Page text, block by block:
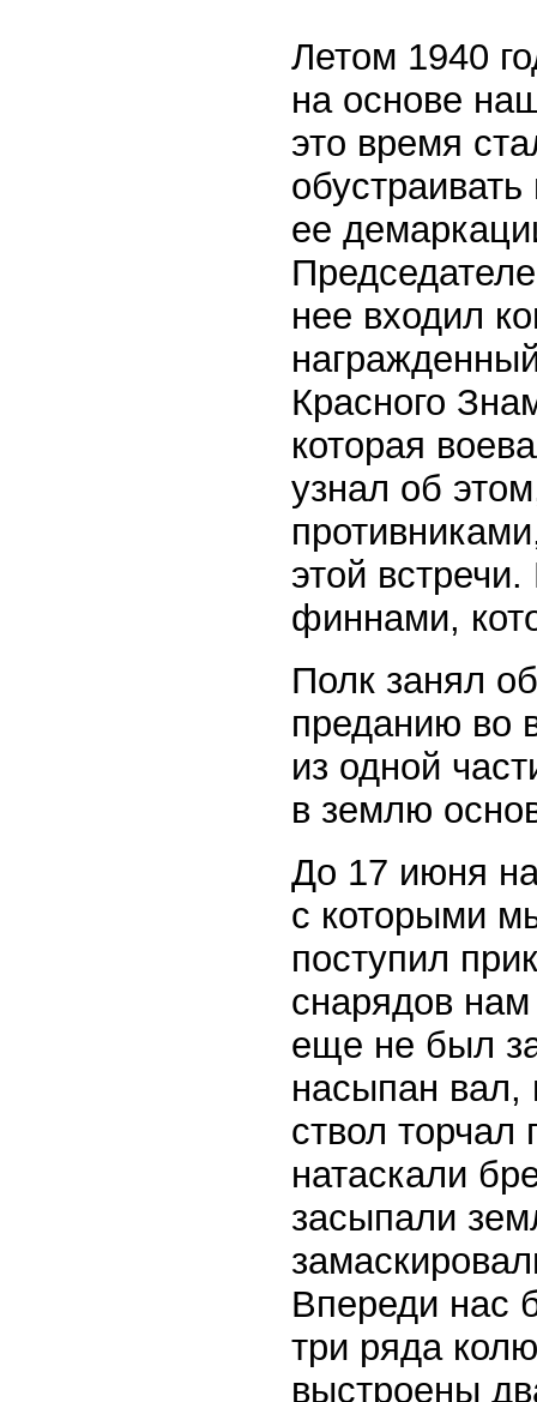
Летом 1940
на основе
это время
ее
нее входил
Красного
которая
узнал об
этой
финнами,
Полк занял
преданию во
из одной
в землю
До 17 июня
с которыми
поступил
снарядов
еще не был
насыпан вал,
ствол
натаскали
засыпали
Впереди нас
три ряда
выстроены